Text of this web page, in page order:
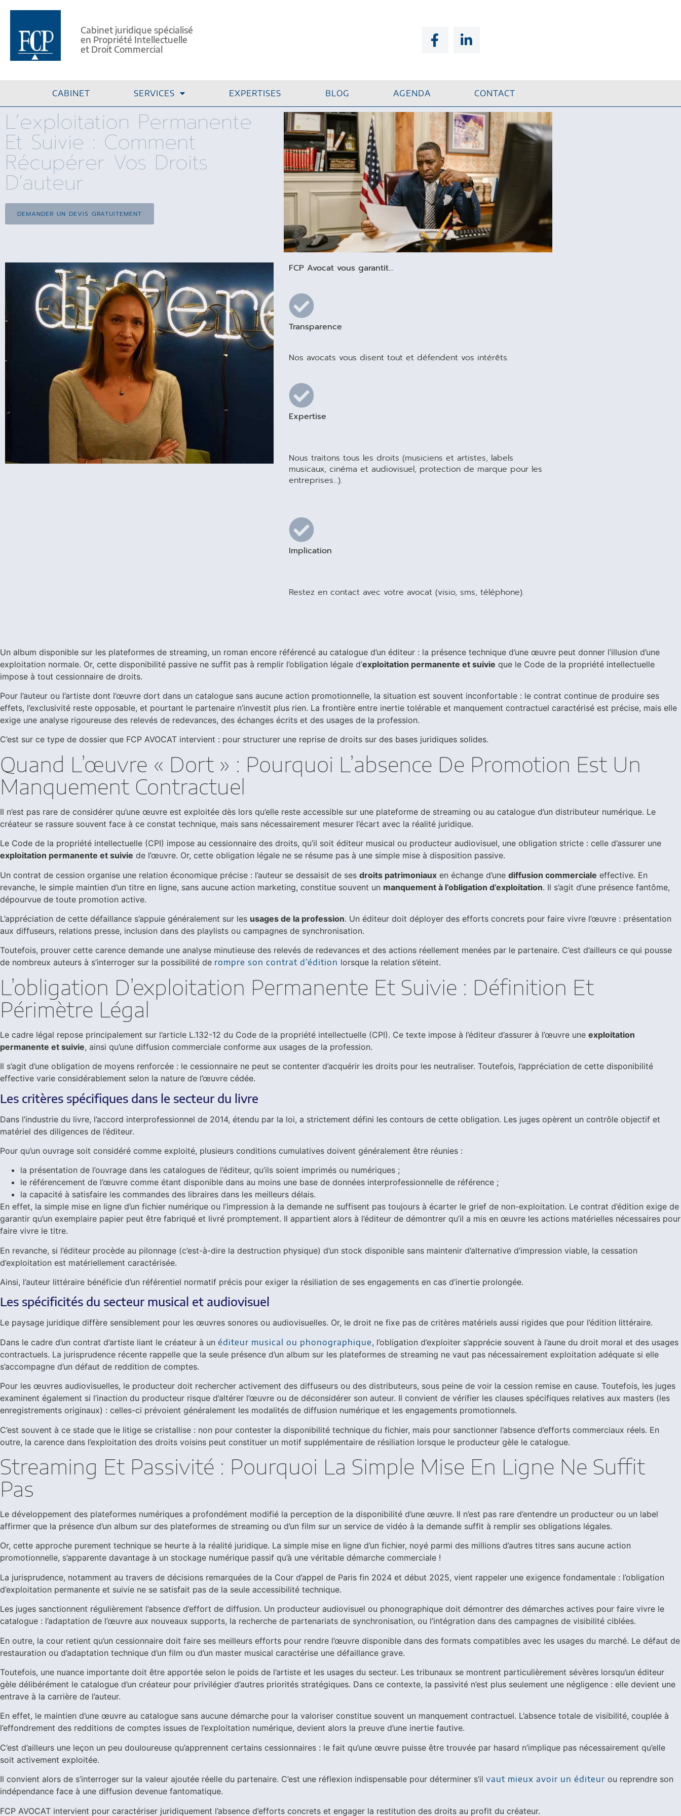
Cabinet juridique spécialisé
en Propriété Intellectuelle
et Droit Commercial
CABINET SERVICES EXPERTISES BLOG AGENDA CONTACT
L’exploitation Permanente
Et Suivie : Comment
Récupérer Vos Droits
D’auteur
DEMANDER UN DEVIS GRATUITEMENT
FCP Avocat vous garantit…
Transparence
Nos avocats vous disent tout et défendent vos intérêts.
Expertise
Nous traitons tous les droits (musiciens et artistes, labels
musicaux, cinéma et audiovisuel, protection de marque pour les
entreprises…).
Implication
Restez en contact avec votre avocat (visio, sms, téléphone).
Un album disponible sur les plateformes de streaming, un roman encore référencé au catalogue d’un éditeur : la présence technique d’une œuvre peut donner l’illusion d’une
exploitation normale. Or, cette disponibilité passive ne suffit pas à remplir l’obligation légale d’exploitation permanente et suivie que le Code de la propriété intellectuelle
impose à tout cessionnaire de droits.
Pour l’auteur ou l’artiste dont l’œuvre dort dans un catalogue sans aucune action promotionnelle, la situation est souvent inconfortable : le contrat continue de produire ses
effets, l’exclusivité reste opposable, et pourtant le partenaire n’investit plus rien. La frontière entre inertie tolérable et manquement contractuel caractérisé est précise, mais elle
exige une analyse rigoureuse des relevés de redevances, des échanges écrits et des usages de la profession.
C’est sur ce type de dossier que FCP AVOCAT intervient : pour structurer une reprise de droits sur des bases juridiques solides.
Quand L’œuvre « Dort » : Pourquoi L’absence De Promotion Est Un
Manquement Contractuel
Il n’est pas rare de considérer qu’une œuvre est exploitée dès lors qu’elle reste accessible sur une plateforme de streaming ou au catalogue d’un distributeur numérique. Le
créateur se rassure souvent face à ce constat technique, mais sans nécessairement mesurer l’écart avec la réalité juridique.
Le Code de la propriété intellectuelle (CPI) impose au cessionnaire des droits, qu’il soit éditeur musical ou producteur audiovisuel, une obligation stricte : celle d’assurer une
exploitation permanente et suivie de l’œuvre. Or, cette obligation légale ne se résume pas à une simple mise à disposition passive.
Un contrat de cession organise une relation économique précise : l’auteur se dessaisit de ses droits patrimoniaux en échange d’une diffusion commerciale effective. En
revanche, le simple maintien d’un titre en ligne, sans aucune action marketing, constitue souvent un manquement à l’obligation d’exploitation. Il s’agit d’une présence fantôme,
dépourvue de toute promotion active.
L’appréciation de cette défaillance s’appuie généralement sur les usages de la profession. Un éditeur doit déployer des efforts concrets pour faire vivre l’œuvre : présentation
aux diffuseurs, relations presse, inclusion dans des playlists ou campagnes de synchronisation.
Toutefois, prouver cette carence demande une analyse minutieuse des relevés de redevances et des actions réellement menées par le partenaire. C’est d’ailleurs ce qui pousse
de nombreux auteurs à s’interroger sur la possibilité de rompre son contrat d’édition lorsque la relation s’éteint.
L’obligation D’exploitation Permanente Et Suivie : Définition Et
Périmètre Légal
Le cadre légal repose principalement sur l’article L.132-12 du Code de la propriété intellectuelle (CPI). Ce texte impose à l’éditeur d’assurer à l’œuvre une exploitation
permanente et suivie, ainsi qu’une diffusion commerciale conforme aux usages de la profession.
Il s’agit d’une obligation de moyens renforcée : le cessionnaire ne peut se contenter d’acquérir les droits pour les neutraliser. Toutefois, l’appréciation de cette disponibilité
effective varie considérablement selon la nature de l’œuvre cédée.
Les critères spécifiques dans le secteur du livre
Dans l’industrie du livre, l’accord interprofessionnel de 2014, étendu par la loi, a strictement défini les contours de cette obligation. Les juges opèrent un contrôle objectif et
matériel des diligences de l’éditeur.
Pour qu’un ouvrage soit considéré comme exploité, plusieurs conditions cumulatives doivent généralement être réunies :
la présentation de l’ouvrage dans les catalogues de l’éditeur, qu’ils soient imprimés ou numériques ;
le référencement de l’œuvre comme étant disponible dans au moins une base de données interprofessionnelle de référence ;
la capacité à satisfaire les commandes des libraires dans les meilleurs délais.
En effet, la simple mise en ligne d’un fichier numérique ou l’impression à la demande ne suffisent pas toujours à écarter le grief de non-exploitation. Le contrat d’édition exige de
garantir qu’un exemplaire papier peut être fabriqué et livré promptement. Il appartient alors à l’éditeur de démontrer qu’il a mis en œuvre les actions matérielles nécessaires pour
faire vivre le titre.
En revanche, si l’éditeur procède au pilonnage (c’est-à-dire la destruction physique) d’un stock disponible sans maintenir d’alternative d’impression viable, la cessation
d’exploitation est matériellement caractérisée.
Ainsi, l’auteur littéraire bénéficie d’un référentiel normatif précis pour exiger la résiliation de ses engagements en cas d’inertie prolongée.
Les spécificités du secteur musical et audiovisuel
Le paysage juridique diffère sensiblement pour les œuvres sonores ou audiovisuelles. Or, le droit ne fixe pas de critères matériels aussi rigides que pour l’édition littéraire.
Dans le cadre d’un contrat d’artiste liant le créateur à un éditeur musical ou phonographique, l’obligation d’exploiter s’apprécie souvent à l’aune du droit moral et des usages
contractuels. La jurisprudence récente rappelle que la seule présence d’un album sur les plateformes de streaming ne vaut pas nécessairement exploitation adéquate si elle
s’accompagne d’un défaut de reddition de comptes.
Pour les œuvres audiovisuelles, le producteur doit rechercher activement des diffuseurs ou des distributeurs, sous peine de voir la cession remise en cause. Toutefois, les juges
examinent également si l’inaction du producteur risque d’altérer l’œuvre ou de déconsidérer son auteur. Il convient de vérifier les clauses spécifiques relatives aux masters (les
enregistrements originaux) : celles-ci prévoient généralement les modalités de diffusion numérique et les engagements promotionnels.
C’est souvent à ce stade que le litige se cristallise : non pour contester la disponibilité technique du fichier, mais pour sanctionner l’absence d’efforts commerciaux réels. En
outre, la carence dans l’exploitation des droits voisins peut constituer un motif supplémentaire de résiliation lorsque le producteur gèle le catalogue.
Streaming Et Passivité : Pourquoi La Simple Mise En Ligne Ne Suffit
Pas
Le développement des plateformes numériques a profondément modifié la perception de la disponibilité d’une œuvre. Il n’est pas rare d’entendre un producteur ou un label
affirmer que la présence d’un album sur des plateformes de streaming ou d’un film sur un service de vidéo à la demande suffit à remplir ses obligations légales.
Or, cette approche purement technique se heurte à la réalité juridique. La simple mise en ligne d’un fichier, noyé parmi des millions d’autres titres sans aucune action
promotionnelle, s’apparente davantage à un stockage numérique passif qu’à une véritable démarche commerciale !
La jurisprudence, notamment au travers de décisions remarquées de la Cour d’appel de Paris fin 2024 et début 2025, vient rappeler une exigence fondamentale : l’obligation
d’exploitation permanente et suivie ne se satisfait pas de la seule accessibilité technique.
Les juges sanctionnent régulièrement l’absence d’effort de diffusion. Un producteur audiovisuel ou phonographique doit démontrer des démarches actives pour faire vivre le
catalogue : l’adaptation de l’œuvre aux nouveaux supports, la recherche de partenariats de synchronisation, ou l’intégration dans des campagnes de visibilité ciblées.
En outre, la cour retient qu’un cessionnaire doit faire ses meilleurs efforts pour rendre l’œuvre disponible dans des formats compatibles avec les usages du marché. Le défaut de
restauration ou d’adaptation technique d’un film ou d’un master musical caractérise une défaillance grave.
Toutefois, une nuance importante doit être apportée selon le poids de l’artiste et les usages du secteur. Les tribunaux se montrent particulièrement sévères lorsqu’un éditeur
gèle délibérément le catalogue d’un créateur pour privilégier d’autres priorités stratégiques. Dans ce contexte, la passivité n’est plus seulement une négligence : elle devient une
entrave à la carrière de l’auteur.
En effet, le maintien d’une œuvre au catalogue sans aucune démarche pour la valoriser constitue souvent un manquement contractuel. L’absence totale de visibilité, couplée à
l’effondrement des redditions de comptes issues de l’exploitation numérique, devient alors la preuve d’une inertie fautive.
C’est d’ailleurs une leçon un peu douloureuse qu’apprennent certains cessionnaires : le fait qu’une œuvre puisse être trouvée par hasard n’implique pas nécessairement qu’elle
soit activement exploitée.
Il convient alors de s’interroger sur la valeur ajoutée réelle du partenaire. C’est une réflexion indispensable pour déterminer s’il vaut mieux avoir un éditeur ou reprendre son
indépendance face à une diffusion devenue fantomatique.
FCP AVOCAT intervient pour caractériser juridiquement l’absence d’efforts concrets et engager la restitution des droits au profit du créateur.